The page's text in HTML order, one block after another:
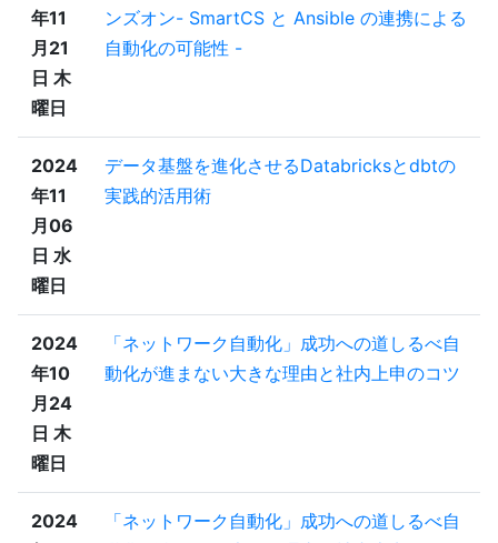
年11
月21
日 木
曜日
ンズオン- SmartCS と Ansible の連携による
自動化の可能性 -
2024
年11
月06
日 水
曜日
データ基盤を進化させるDatabricksとdbtの
実践的活用術
2024
年10
月24
日 木
曜日
「ネットワーク自動化」成功への道しるべ自
動化が進まない大きな理由と社内上申のコツ
2024
「ネットワーク自動化」成功への道しるべ自